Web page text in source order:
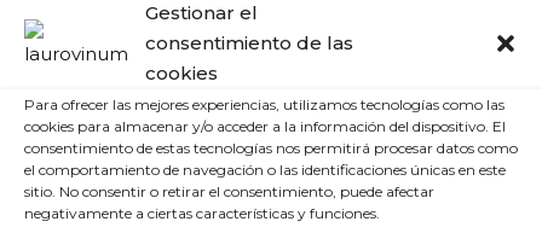
Gestionar el
consentimiento de las
cookies
Para ofrecer las mejores experiencias, utilizamos tecnologías como las
cookies para almacenar y/o acceder a la información del dispositivo. El
consentimiento de estas tecnologías nos permitirá procesar datos como
el comportamiento de navegación o las identificaciones únicas en este
sitio. No consentir o retirar el consentimiento, puede afectar
negativamente a ciertas características y funciones.
ACTUALIDAD